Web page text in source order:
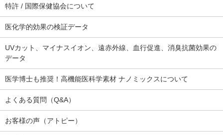
特許 / 国際保健協会について
医化学的効果の検証データ
UVカット、マイナスイオン、遠赤外線、血行促進、消臭抗菌効果の
データ
医学博士も推奨！高機能医科学素材 ナノミックスについて
よくある質問（Q&A）
お客様の声（アトピー）